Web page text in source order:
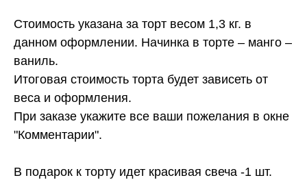
Стоимость указана за торт весом 1,3 кг. в
данном оформлении. Начинка в торте – манго –
ваниль.
Итоговая стоимость торта будет зависеть от
веса и оформления.
При заказе укажите все ваши пожелания в окне
"Комментарии".
В подарок к торту идет красивая свеча -1 шт.